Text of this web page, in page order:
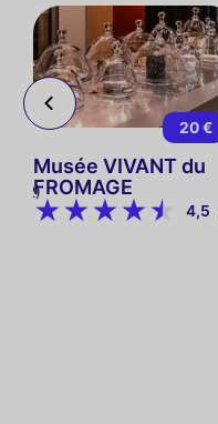
(12)
20 €
Musée VIVANT du
FROMAGE
4,5